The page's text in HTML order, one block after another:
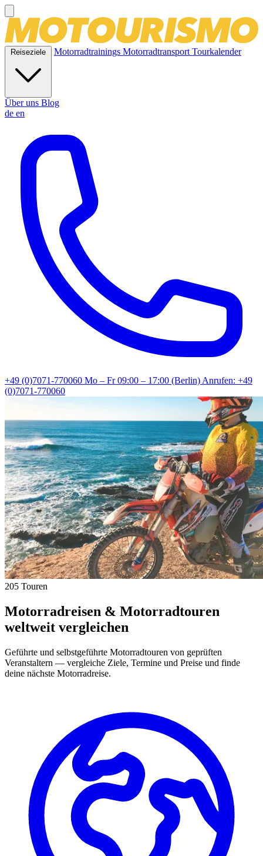
Reiseziele Motorradtrainings MotorradtransportTourkalender
Über uns Blog
de en
+49 (0)7071-770060 Mo – Fr 09:00 – 17:00 (Berlin)Anrufen: +49
(0)7071-770060
205 Touren
Motorradreisen & Motorradtouren
weltweit vergleichen
Geführte und selbstgeführte Motorradtouren von geprüften
Veranstaltern — vergleiche Ziele, Termine und Preise und finde
deine nächste Motorradreise.